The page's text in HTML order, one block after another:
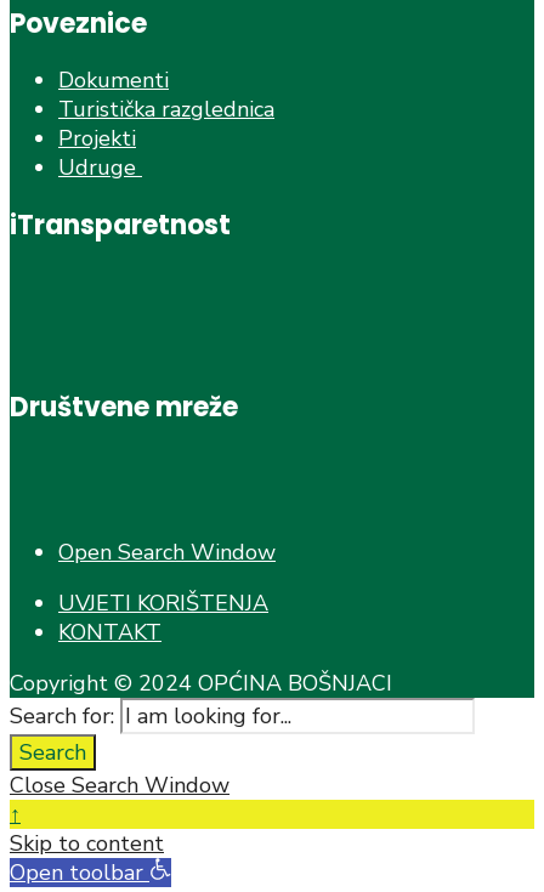
Poveznice
Dokumenti
Turistička razglednica
Projekti
Udruge
iTransparetnost
Društvene mreže
Open Search Window
UVJETI KORIŠTENJA
KONTAKT
Copyright © 2024 OPĆINA BOŠNJACI
Search for:
Search
Close Search Window
↑
Skip to content
Open toolbar